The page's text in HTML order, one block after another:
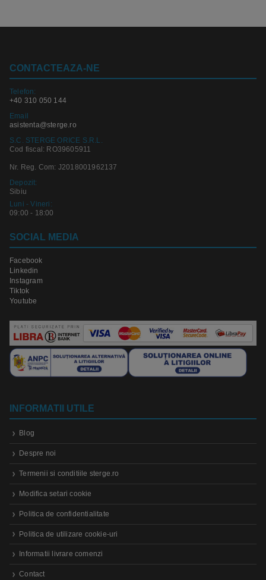
CONTACTEAZA-NE
Telefon:
+40 310 050 144
Email
asistenta@sterge.ro
S.C. STERGE ORICE S.R.L.
Cod fiscal: RO39605911
Nr. Reg. Com: J2018001962137
Depozit:
Sibiu
Luni - Vineri:
09:00 - 18:00
SOCIAL MEDIA
Facebook
Linkedin
Instagram
Tiktok
Youtube
INFORMATII UTILE
Blog
Despre noi
Termenii si conditiile sterge.ro
Modifica setari cookie
Politica de confidentialitate
Politica de utilizare cookie-uri
Informatii livrare comenzi
Contact